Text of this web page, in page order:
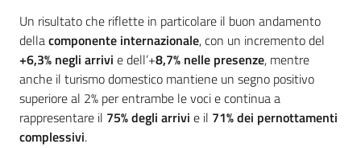
Progetti
Un risultato che riflette in particolare il buon andamento
dellacomponente internazionale, con un incremento del
+6,3% negli arrivi e dell’+8,7% nelle presenze, mentre
anche il turismo domestico mantiene un segno positivo
superiore al 2% per entrambe le voci e continua a
rappresentare il 75% degli arrivi e il 71% dei pernottamenti
complessivi.